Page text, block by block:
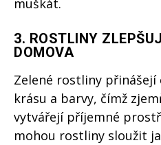
muškát.
3. ROSTLINY
DOMOVA
Zelené rostliny
krásu a barvy, čímž
vytvářejí příjemné
mohou rostliny sloužit